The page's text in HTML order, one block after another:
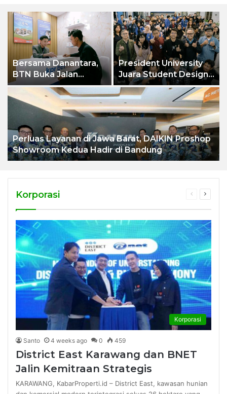
Bersama Danantara,
BTN Buka Jalan
Tukang Bengkel Miliki
Rumah Pertama
President University
Juara Student Design
Sprint 2026 yang
Digelar BlueScope
Lysaght dan IAI Bekasi
Perluas Layanan di Jawa Barat, DAIKIN Proshop
Showroom Kedua Hadir di Bandung
Korporasi
Previous
Next
Korporasi
Santo 4 weeks ago 0 459
District East Karawang dan BNET
Jalin Kemitraan Strategis
KARAWANG, KabarProperti.id – District East, kawasan hunian